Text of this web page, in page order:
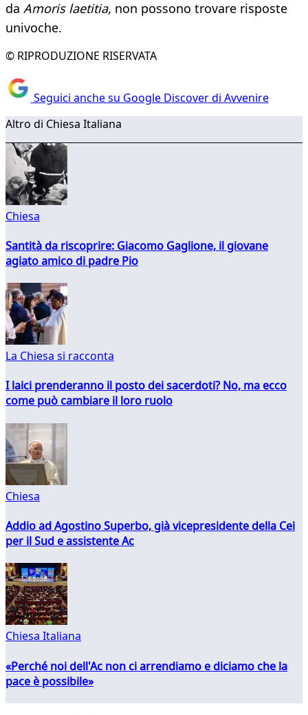
da Amoris laetitia, non possono trovare risposte
univoche.
© RIPRODUZIONE RISERVATA
Seguici anche su Google Discover di Avvenire
Altro di Chiesa Italiana
Chiesa
Santità da riscoprire: Giacomo Gaglione, il giovane
agiato amico di padre Pio
La Chiesa si racconta
I laici prenderanno il posto dei sacerdoti? No, ma ecco
come può cambiare il loro ruolo
Chiesa
Addio ad Agostino Superbo, già vicepresidente della Cei
per il Sud e assistente Ac
Chiesa Italiana
«Perché noi dell'Ac non ci arrendiamo e diciamo che la
pace è possibile»